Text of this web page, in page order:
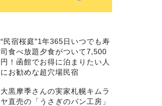
“民宿桜庭”1年365日いつでも寿
司食べ放題夕食がついて7,500
円！函館でお得に泊まりたい人
にお勧めな超穴場民宿
大黒摩季さんの実家札幌キムラ
ヤ直売の「うさぎのパン工房」